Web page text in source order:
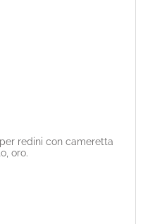
redini con cameretta
oro.